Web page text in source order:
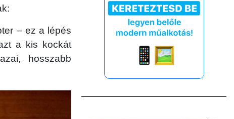
– ez a lépés
a kis kockát
hosszabb